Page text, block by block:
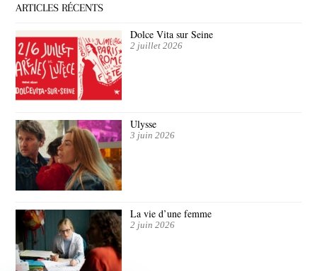
ARTICLES RÉCENTS
Dolce Vita sur Seine
2 juillet 2026
Ulysse
3 juin 2026
La vie d’une femme
2 juin 2026